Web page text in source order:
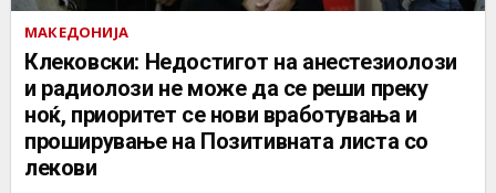
МАКЕДОНИЈА
Клековски: Недостигот на анестезиолози
и радиолози не може да се реши преку
ноќ, приоритет се нови вработувања и
проширување на Позитивната листа со
лекови